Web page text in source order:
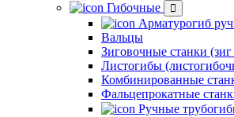
Гибочные
Арматурогиб
Вальцы
Зиговочные станки
Листогибы
Комбинированные
Фальцепрокатные
Ручные